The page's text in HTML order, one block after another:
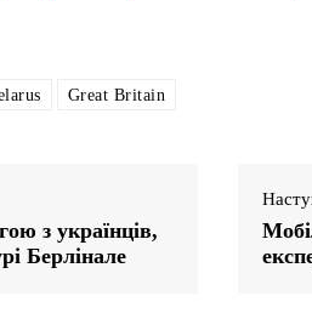
Great Britain
з українців,
Берлінале